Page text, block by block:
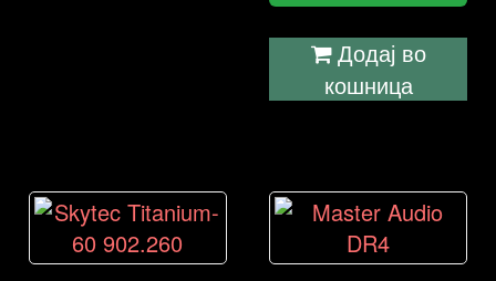
Додај во
кошница